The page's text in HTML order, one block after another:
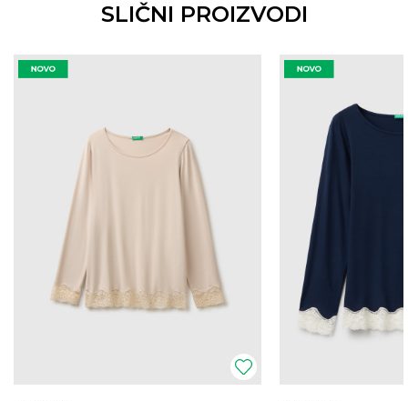
SLIČNI PROIZVODI